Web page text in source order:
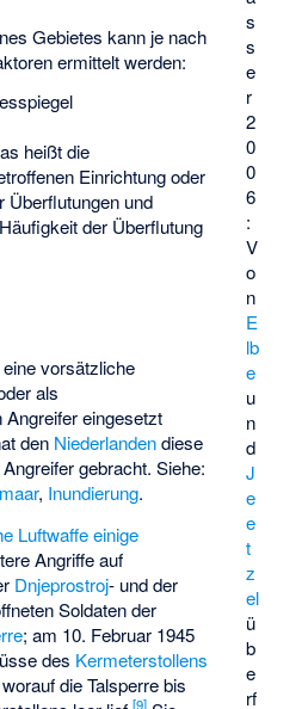
s
s
e
r
2
0
0
6
:
V
o
n
E
lb
e
u
n
d
J
e
e
t
z
el
ü
b
e
rf
Gebietes kann je nach
ermittelt werden:
heißt die
Einrichtung oder
Überflutungen und
der Überflutung
vorsätzliche
als
Angreifer eingesetzt
den Niederlandendiese
gebracht. Siehe:
, Inundierung.
Luftwaffe einige
Angriffe auf
Dnjeprostroj- und der
Soldaten der
; am 10. Februar 1945
des Kermeterstollens
die Talsperre bis
[9]